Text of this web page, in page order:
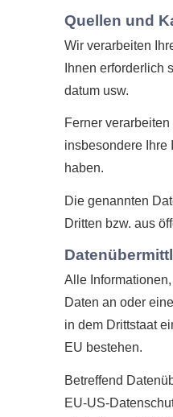
Quellen und
Wir verarbeiten
Ihnen erforderlich
datum usw.
Ferner
insbesondere Ihre
haben.
Die genannten
Dritten bzw. aus
Alle
Daten an oder
in dem Drittstaat
EU bestehen.
Betreffend
EU-US-